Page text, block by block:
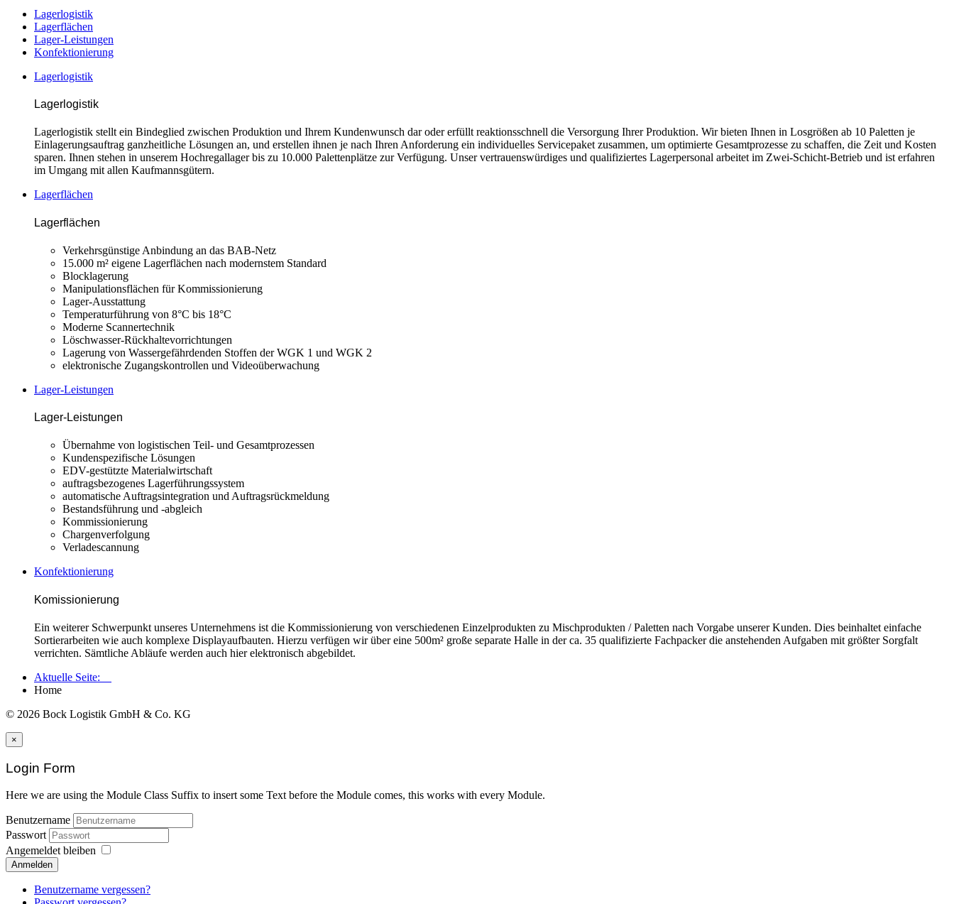
Lagerlogistik
Lagerflächen
Lager-Leistungen
Konfektionierung
Lagerlogistik
Lagerlogistik
Lagerlogistik stellt ein Bindeglied zwischen Produktion und Ihrem Kundenwunsch dar oder erfüllt reaktionsschnell die Versorgung Ihrer Produktion. Wir bieten Ihnen in Losgrößen ab 10 Paletten je
Einlagerungsauftrag ganzheitliche Lösungen an, und erstellen ihnen je nach Ihren Anforderung ein individuelles Servicepaket zusammen, um optimierte Gesamtprozesse zu schaffen, die Zeit und Kosten
sparen. Ihnen stehen in unserem Hochregallager bis zu 10.000 Palettenplätze zur Verfügung. Unser vertrauenswürdiges und qualifiziertes Lagerpersonal arbeitet im Zwei-Schicht-Betrieb und ist erfahren
im Umgang mit allen Kaufmannsgütern.
Lagerflächen
Lagerflächen
Verkehrsgünstige Anbindung an das BAB-Netz
15.000 m² eigene Lagerflächen nach modernstem Standard
Blocklagerung
Manipulationsflächen für Kommissionierung
Lager-Ausstattung
Temperaturführung von 8°C bis 18°C
Moderne Scannertechnik
Löschwasser-Rückhaltevorrichtungen
Lagerung von Wassergefährdenden Stoffen der WGK 1 und WGK 2
elektronische Zugangskontrollen und Videoüberwachung
Lager-Leistungen
Lager-Leistungen
Übernahme von logistischen Teil- und Gesamtprozessen
Kundenspezifische Lösungen
EDV-gestützte Materialwirtschaft
auftragsbezogenes Lagerführungssystem
automatische Auftragsintegration und Auftragsrückmeldung
Bestandsführung und -abgleich
Kommissionierung
Chargenverfolgung
Verladescannung
Konfektionierung
Komissionierung
Ein weiterer Schwerpunkt unseres Unternehmens ist die Kommissionierung von verschiedenen Einzelprodukten zu Mischprodukten / Paletten nach Vorgabe unserer Kunden. Dies beinhaltet einfache
Sortierarbeiten wie auch komplexe Displayaufbauten. Hierzu verfügen wir über eine 500m² große separate Halle in der ca. 35 qualifizierte Fachpacker die anstehenden Aufgaben mit größter Sorgfalt
verrichten. Sämtliche Abläufe werden auch hier elektronisch abgebildet.
Aktuelle Seite:
Home
© 2026 Bock Logistik GmbH & Co. KG
×
Login Form
Here we are using the Module Class Suffix to insert some Text before the Module comes, this works with every Module.
Benutzername
Passwort
Angemeldet bleiben
Anmelden
Benutzername vergessen?